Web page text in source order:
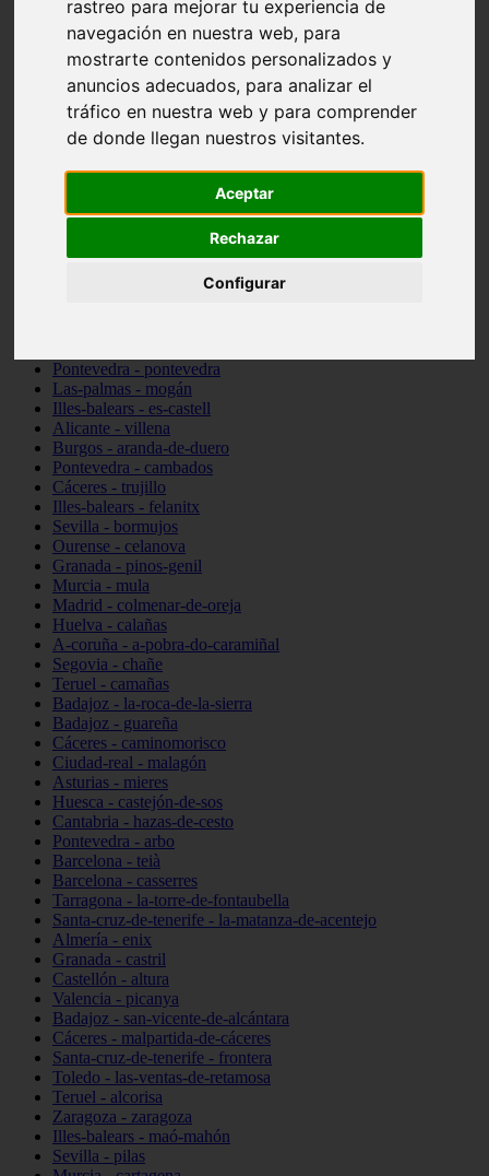
rastreo para mejorar tu experiencia de
navegación en nuestra web, para
mostrarte contenidos personalizados y
anuncios adecuados, para analizar el
tráfico en nuestra web y para comprender
de donde llegan nuestros visitantes.
Aceptar
Rechazar
Configurar
Asturias - gijón
Girona - figueres
Alicante - santa-pola
Almería - roquetas-de-mar
Girona - tossa-de-mar
Barcelona - sant-cugat-del-vallès
Alicante - l39alfàs-del-pi
Barcelona - vilanova-i-la-geltrú
Castellón - peñíscola
Illes-balears - sant-josep-de-sa-talaia
Pontevedra - pontevedra
Las-palmas - mogán
Illes-balears - es-castell
Alicante - villena
Burgos - aranda-de-duero
Pontevedra - cambados
Cáceres - trujillo
Illes-balears - felanitx
Sevilla - bormujos
Ourense - celanova
Granada - pinos-genil
Murcia - mula
Madrid - colmenar-de-oreja
Huelva - calañas
A-coruña - a-pobra-do-caramiñal
Segovia - chañe
Teruel - camañas
Badajoz - la-roca-de-la-sierra
Badajoz - guareña
Cáceres - caminomorisco
Ciudad-real - malagón
Asturias - mieres
Huesca - castejón-de-sos
Cantabria - hazas-de-cesto
Pontevedra - arbo
Barcelona - teià
Barcelona - casserres
Tarragona - la-torre-de-fontaubella
Santa-cruz-de-tenerife - la-matanza-de-acentejo
Almería - enix
Granada - castril
Castellón - altura
Valencia - picanya
Badajoz - san-vicente-de-alcántara
Cáceres - malpartida-de-cáceres
Santa-cruz-de-tenerife - frontera
Toledo - las-ventas-de-retamosa
Teruel - alcorisa
Zaragoza - zaragoza
Illes-balears - maó-mahón
Sevilla - pilas